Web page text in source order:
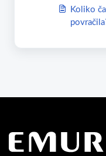
Koliko